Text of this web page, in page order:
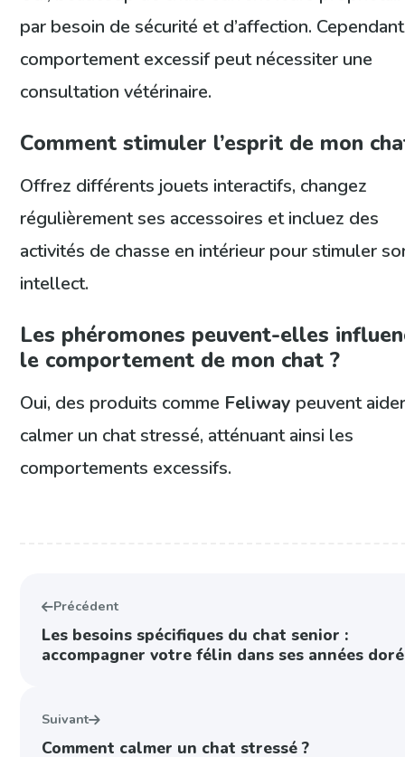
par besoin de sécurité et d’affection.
comportement excessif peut nécessiter une
consultation vétérinaire.
Comment stimuler l’esprit de mon
Offrez différents jouets interactifs, changez
régulièrement ses accessoires et incluez des
activités de chasse en intérieur pour stimuler
intellect.
Les phéromones peuvent-elles
le comportement de mon chat ?
Oui, des produits comme Feliway peuvent
calmer un chat stressé, atténuant ainsi les
comportements excessifs.
Précédent
Les besoins spécifiques du chat senior :
accompagner votre félin dans ses années
Suivant
Comment calmer un chat stressé ?